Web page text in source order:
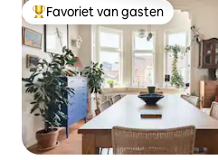
Topfavoriet van gasten
Favoriet van gasten